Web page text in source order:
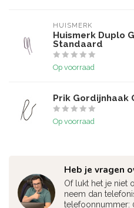
HUISMERK
Huismerk Duplo
Standaard
Op voorraad
Prik Gordijnhaak
Op voorraad
Heb je vragen
Of lukt het je niet
neem dan
telefoonnummer: